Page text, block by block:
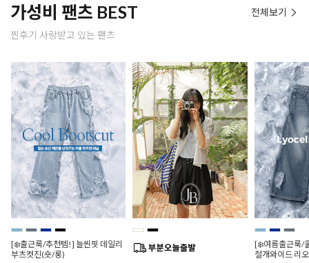
가성비 팬츠 BEST
찐후기 사랑받고 있는 팬츠
전체보기
[❄️출근룩/추천템!] 늘씬핏 데일리
부츠컷진(숏/롱)
[❄️여름출근룩/
절개와이드 리